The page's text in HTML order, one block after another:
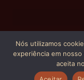
Copyright © 2026.
Nós utilizamos
experiência em
aceita